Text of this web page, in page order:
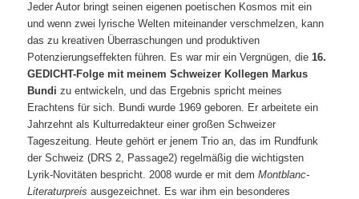
Jeder Autor bringt seinen eigenen poetischen Kosmos mit ein
und wenn zwei lyrische Welten miteinander verschmelzen, kann
das zu kreativen Überraschungen und produktiven
Potenzierungseffekten führen. Es war mir ein Vergnügen, die16.
GEDICHT-Folge mit meinem Schweizer Kollegen Markus
Bundizu entwickeln, und das Ergebnis spricht meines
Erachtens für sich. Bundi wurde 1969 geboren. Er arbeitete ein
Jahrzehnt als Kulturredakteur einer großen Schweizer
Tageszeitung. Heute gehört er jenem Trio an, das im Rundfunk
der Schweiz (DRS 2, Passage2) regelmäßig die wichtigsten
Lyrik-Novitäten bespricht. 2008 wurde er mit demMontblanc-
Literaturpreis ausgezeichnet. Es war ihm ein besonderes